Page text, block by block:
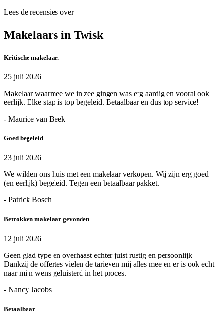
Lees de recensies over
Makelaars in Twisk
Kritische makelaar.
25 juli 2026
Makelaar waarmee we in zee gingen was erg aardig en vooral ook
eerlijk. Elke stap is top begeleid. Betaalbaar en dus top service!
- Maurice van Beek
Goed begeleid
23 juli 2026
We wilden ons huis met een makelaar verkopen. Wij zijn erg goed
(en eerlijk) begeleid. Tegen een betaalbaar pakket.
- Patrick Bosch
Betrokken makelaar gevonden
12 juli 2026
Geen glad type en overhaast echter juist rustig en persoonlijk.
Dankzij de offertes vielen de tarieven mij alles mee en er is ook echt
naar mijn wens geluisterd in het proces.
- Nancy Jacobs
Betaalbaar